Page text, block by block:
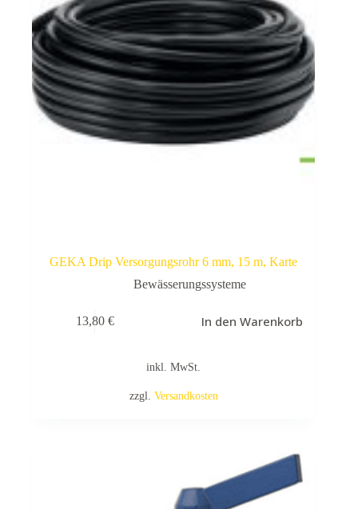
GEKA Drip Versorgungsrohr 6 mm, 15 m, Karte
Bewässerungssysteme
13,80 € In den Warenkorb
inkl. MwSt.
zzgl. Versandkosten